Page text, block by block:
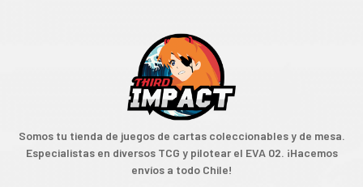
Somos tu tienda de juegos de cartas coleccionables y de mesa.
Especialistas en diversos TCG y pilotear el EVA 02. ¡Hacemos
envíos a todo Chile!